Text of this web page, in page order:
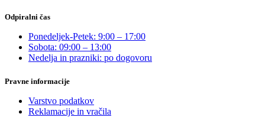
Odpiralni čas
Ponedeljek-Petek: 9:00 – 17:00
Sobota: 09:00 – 13:00
Nedelja in prazniki: po dogovoru
Pravne informacije
Varstvo podatkov
Reklamacije in vračila